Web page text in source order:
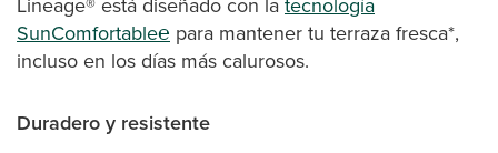
SunComfortable℮ para mantener tu terraza fresca*,
incluso en los días más calurosos.
Duradero y resistente